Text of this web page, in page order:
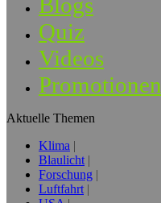
Quiz
Videos
Promotionen
Aktuelle Themen
Klima
Blaulicht
Forschung
Luftfahrt